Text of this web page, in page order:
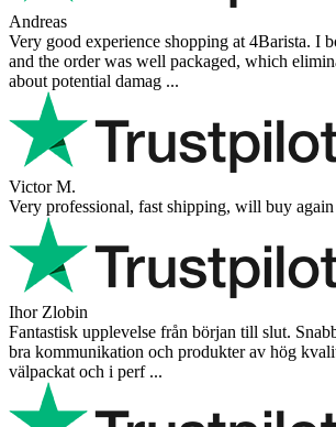
Andreas
Very good experience shopping at 4Barista. I
and the order was well packaged, which
about potential damag ...
Victor M.
Very professional, fast shipping, will buy again
Ihor Zlobin
Fantastisk upplevelse från början till slut.
bra kommunikation och produkter av hög
välpackat och i perf ...